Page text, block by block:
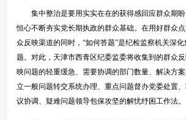
集中整治是要用实实在在的获得感回应群众期盼
恒心不断夯实党长期执政的群众基础。在用好群众
众反映渠道的同时，“如何答题”是纪检监察机关深
题。对此，天津市西青区纪委监委将收集到的群众
映问题的轻重缓急、需要协调的部门数量、解决方
立一般问题转交系统办理、重点问题督办党委处置
议协调、疑难问题领导包保攻坚的解忧纾困工作法。